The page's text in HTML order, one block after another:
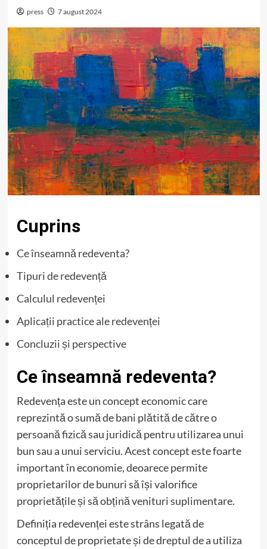
press 7 august 2024
Cuprins
Ce înseamnă redeventa?
Tipuri de redevență
Calculul redevenței
Aplicații practice ale redevenței
Concluzii și perspective
Ce înseamnă redeventa?
Redevența este un concept economic care
reprezintă o sumă de bani plătită de către o
persoană fizică sau juridică pentru utilizarea unui
bun sau a unui serviciu. Acest concept este foarte
important în economie, deoarece permite
proprietarilor de bunuri să își valorifice
proprietățile și să obțină venituri suplimentare.
Definiția redevenței este strâns legată de
conceptul de proprietate și de dreptul de a utiliza